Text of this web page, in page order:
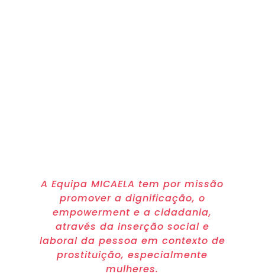
A Equipa MICAELA tem por missão
promover a dignificação, o
empowerment e a cidadania,
através da inserção social e
laboral da pessoa em contexto de
prostituição, especialmente
mulheres.